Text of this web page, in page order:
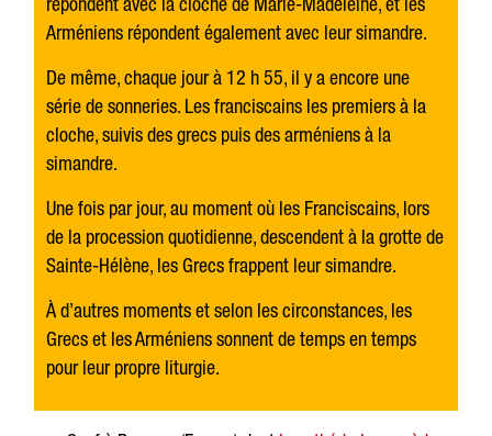
Arméniens répondent également avec leur simandre.
De même, chaque jour à 12 h 55, il y a encore une
série de sonneries. Les franciscains les premiers à la
cloche, suivis des grecs puis des arméniens à la
simandre.
Une fois par jour, au moment où les Franciscains, lors
de la procession quotidienne, descendent à la grotte de
Sainte-Hélène, les Grecs frappent leur simandre.
À d’autres moments et selon les circonstances, les
Grecs et les Arméniens sonnent de temps en temps
pour leur propre liturgie.